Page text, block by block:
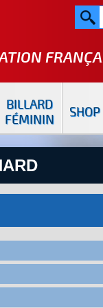
BILLARD
FÉMININ
SHOP